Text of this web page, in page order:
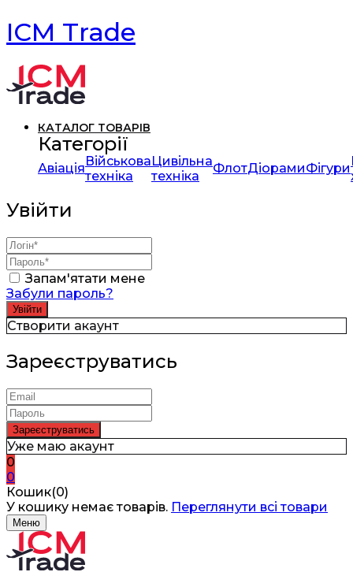
ICM Trade
КАТАЛОГ ТОВАРІВ
Категорії
АвіаціяВійськова
техніка
Цивільна
техніка
ФлотДіорамиФігури
Увійти
Запам'ятати мене
Забули пароль?
Створити акаунт
Зареєструватись
Уже маю акаунт
0
0
Кошик(0)
У кошику немає товарів. Переглянути всі товари
Меню